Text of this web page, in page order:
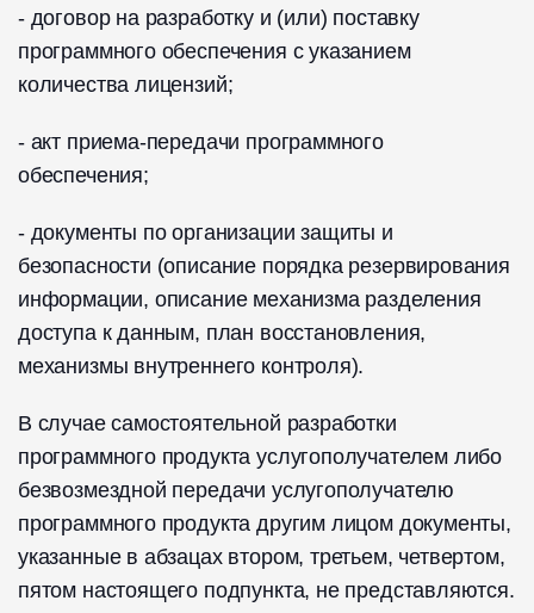
- договор на разработку и (или) поставку
программного обеспечения с указанием
количества лицензий;
- акт приема-передачи программного
обеспечения;
- документы по организации защиты и
безопасности (описание порядка резервирования
информации, описание механизма разделения
доступа к данным, план восстановления,
механизмы внутреннего контроля).
В случае самостоятельной разработки
программного продукта услугополучателем либо
безвозмездной передачи услугополучателю
программного продукта другим лицом документы,
указанные в абзацах втором, третьем, четвертом,
пятом настоящего подпункта, не представляются.